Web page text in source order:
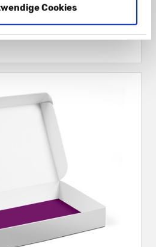
Cookies
Hohlwand geschlossen